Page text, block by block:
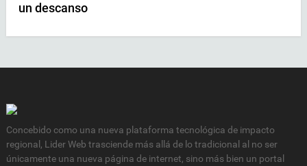
un descanso
Concebido como una nueva plataforma tecnológica de impacto
regional, Lider Web trasciende más allá de lo tradicional al no ser
únicamente una nueva página de internet, sino más bien un portal